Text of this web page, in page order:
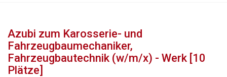
Azubi zum Karosserie- und
Fahrzeugbaumechaniker,
Fahrzeugbautechnik (w/m/x) - Werk [10
Plätze]